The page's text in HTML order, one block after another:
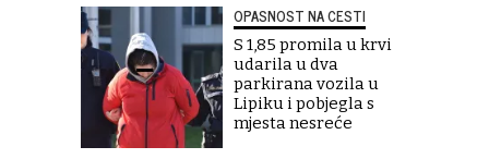
OPASNOST NA CESTI
S 1,85 promila u krvi
udarila u dva
parkirana vozila u
Lipiku i pobjegla s
mjesta nesreće